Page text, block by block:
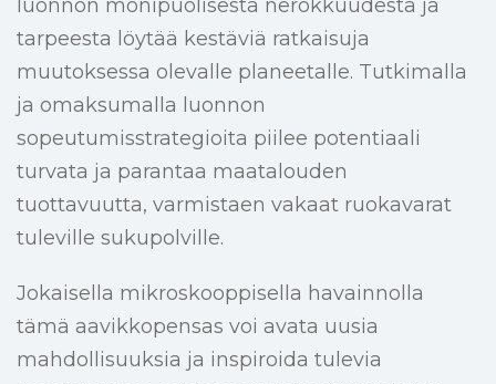
luonnon monipuolisesta nerokkuudesta ja
tarpeesta löytää kestäviä ratkaisuja
muutoksessa olevalle planeetalle. Tutkimalla
ja omaksumalla luonnon
sopeutumisstrategioita piilee potentiaali
turvata ja parantaa maatalouden
tuottavuutta, varmistaen vakaat ruokavarat
tuleville sukupolville.
Jokaisella mikroskooppisella havainnolla
tämä aavikkopensas voi avata uusia
mahdollisuuksia ja inspiroida tulevia